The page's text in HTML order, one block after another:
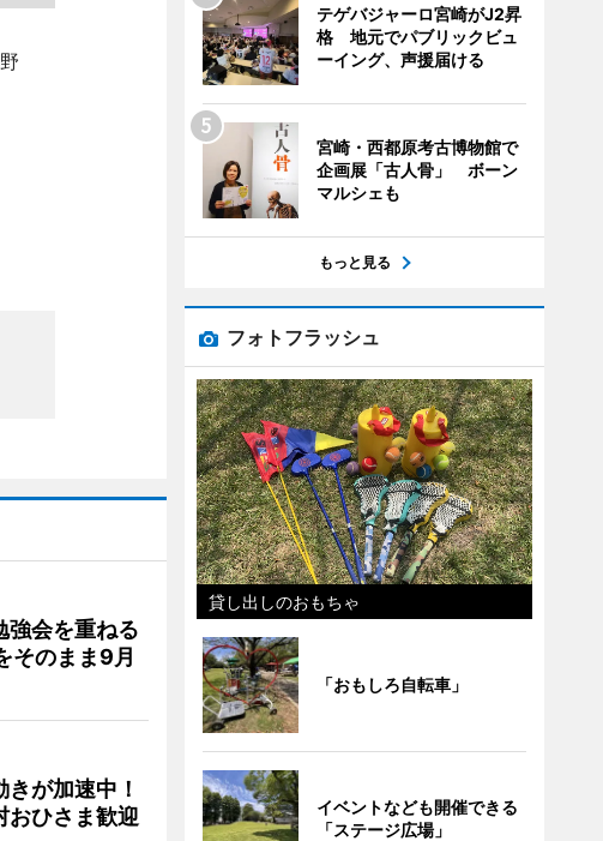
強会を重ねる
そのまま9月
が加速中！
おひさま歓迎
テゲバジャーロ宮崎がJ2昇
格 地元でパブリックビュ
ーイング、声援届ける
宮崎・西都原考古博物館で
企画展「古人骨」 ボーン
マルシェも
もっと見る
フォトフラッシュ
貸し出しのおもちゃ
「おもしろ自転車」
イベントなども開催できる
「ステージ広場」